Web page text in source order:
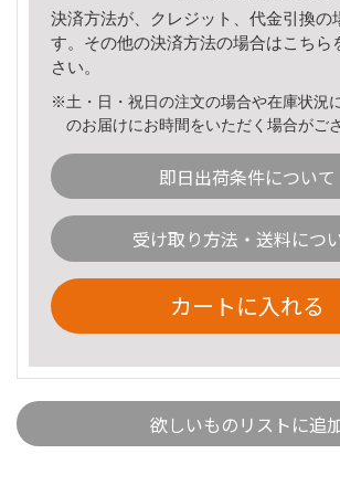
決済方法が、クレジット、代金引換の
す。その他の決済方法の場合はこちら
さい。
※土・日・祝日の注文の場合や在庫状況
のお届けにお時間をいただく場合がご
即日出荷条件について
受け取り方法・送料につ
カートに入れる
欲しいものリストに追